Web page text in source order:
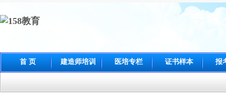
首 页 建造师培训 医培专栏 证书样本 报